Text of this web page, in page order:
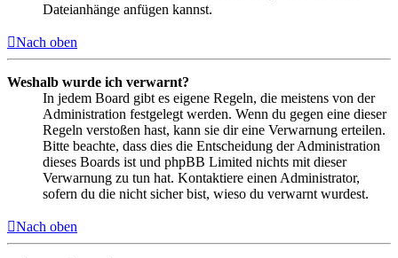
Dateianhänge anfügen kannst.
Nach oben
Weshalb wurde ich verwarnt?
In jedem Board gibt es eigene Regeln, die meistens von der
Administration festgelegt werden. Wenn du gegen eine dieser
Regeln verstoßen hast, kann sie dir eine Verwarnung erteilen.
Bitte beachte, dass dies die Entscheidung der Administration
dieses Boards ist und phpBB Limited nichts mit dieser
Verwarnung zu tun hat. Kontaktiere einen Administrator,
sofern du die nicht sicher bist, wieso du verwarnt wurdest.
Nach oben